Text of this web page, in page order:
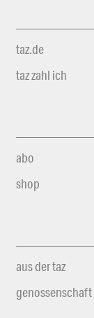
taz.de
taz zahl ich
abo
shop
aus der taz
genossenschaft